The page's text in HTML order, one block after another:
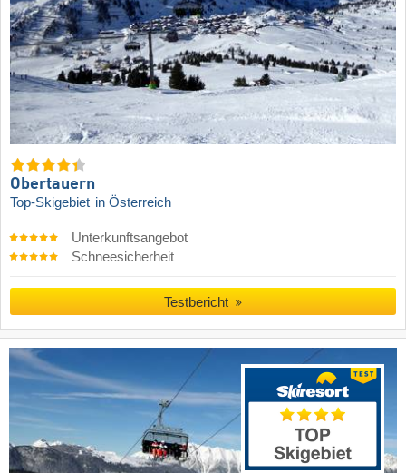
Obertauern
Top-Skigebiet in Österreich
Unterkunftsangebot
Schneesicherheit
Testbericht